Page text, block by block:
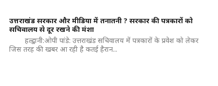
उत्तराखंड सरकार और मीडिया में तनातनी ? सरकार की पत्रकारों को
सचिवालय से दूर रखने की मंशा
हल्द्वानी:ओपी पांडे: उत्तराखंड सचिवालय में पत्रकारों के प्रवेश को लेकर
जिस तरह की खबर आ रही है कतई हैरान...